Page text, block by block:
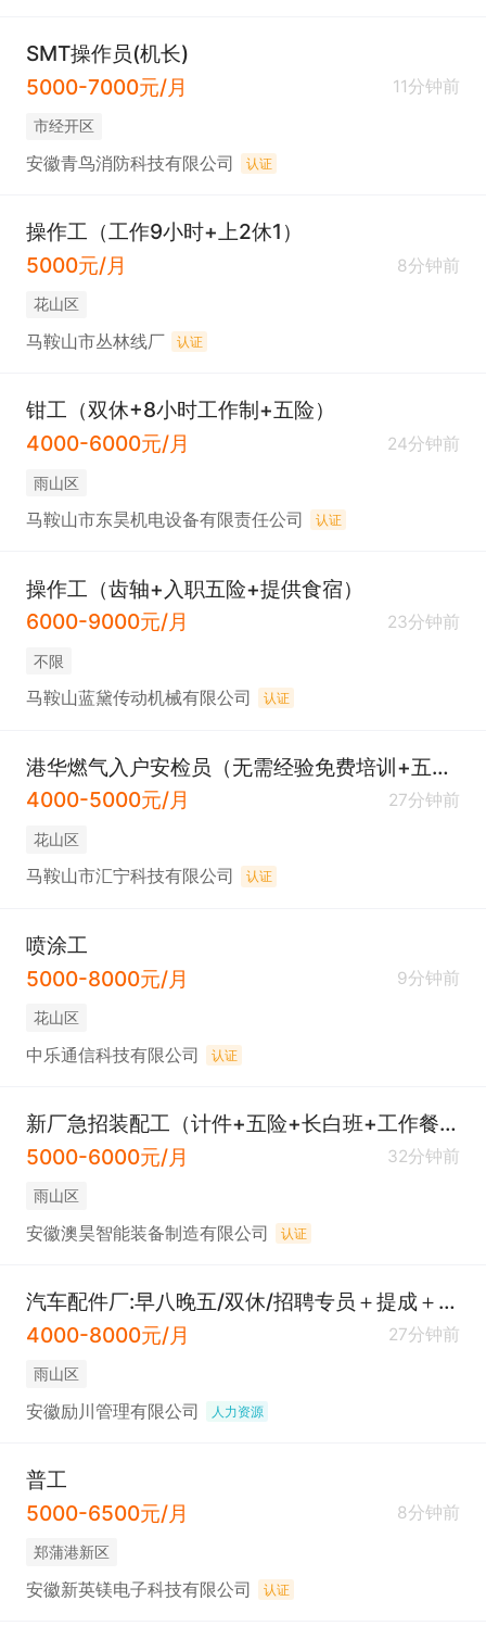
SMT操作员(机长)
5000-7000元/月
11分钟前
市经开区
安徽青鸟消防科技有限公司 认证
操作工（工作9小时+上2休1）
5000元/月
8分钟前
花山区
马鞍山市丛林线厂 认证
钳工（双休+8小时工作制+五险）
4000-6000元/月
24分钟前
雨山区
马鞍山市东昊机电设备有限责任公司 认证
操作工（齿轴+入职五险+提供食宿）
6000-9000元/月
23分钟前
不限
马鞍山蓝黛传动机械有限公司 认证
港华燃气入户安检员（无需经验免费培训+五险一金+高温费+节日福利）
4000-5000元/月
27分钟前
花山区
马鞍山市汇宁科技有限公司 认证
喷涂工
5000-8000元/月
9分钟前
花山区
中乐通信科技有限公司 认证
新厂急招装配工（计件+五险+长白班+工作餐+有年假）
5000-6000元/月
32分钟前
雨山区
安徽澳昊智能装备制造有限公司 认证
汽车配件厂:早八晚五/双休/招聘专员＋提成＋买五险＋下班早＋不加班
4000-8000元/月
27分钟前
雨山区
安徽励川管理有限公司 人力资源
普工
5000-6500元/月
8分钟前
郑蒲港新区
安徽新英镁电子科技有限公司 认证